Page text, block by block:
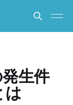
生件
は